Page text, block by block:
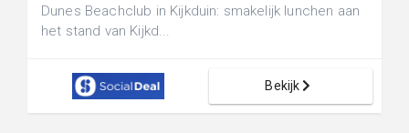
Dunes Beachclub in Kijkduin: smakelijk lunchen aan
het stand van Kijkd...
Bekijk